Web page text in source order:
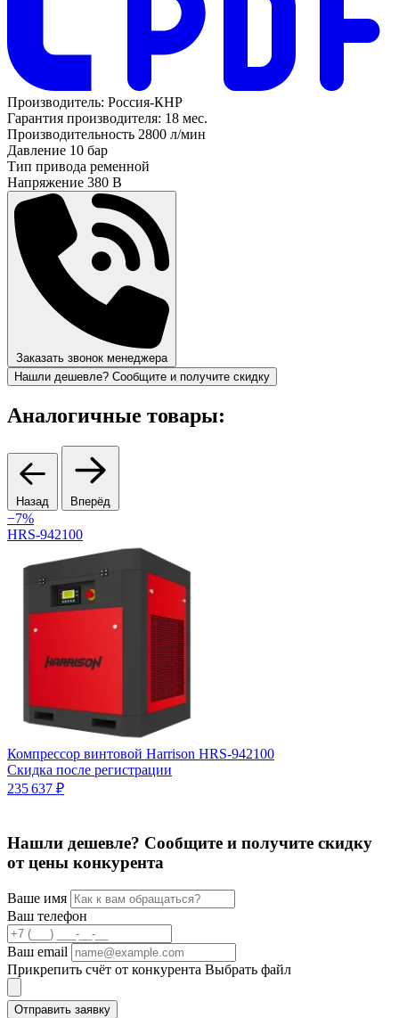
Производитель: Россия-КНР
Гарантия производителя: 18 мес.
Производительность 2800 л/мин
Давление 10 бар
Тип привода ременной
Напряжение 380 В
Заказать звонок менеджера
Нашли дешевле? Сообщите и получите скидку
Аналогичные товары:
Назад Вперёд
−7%
HRS-942100
Компрессор винтовой Harrison HRS-942100
Скидка после регистрации
235 637 ₽
Нашли дешевле? Сообщите и получите скидку
от цены конкурента
Ваше имя
Ваш телефон
Ваш email
Прикрепить счёт от конкурента Выбрать файл
Отправить заявку